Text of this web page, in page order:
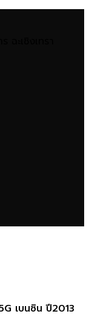
เบนซิน ปี2013